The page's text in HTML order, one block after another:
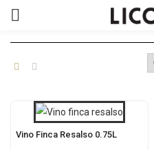
Vino Finca Resalso 0.75L